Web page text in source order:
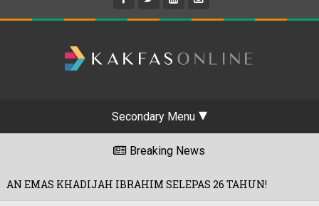
Secondary Menu
Breaking News
IBRAHIM SELEPAS 26 TAHUN! 01/08/2026